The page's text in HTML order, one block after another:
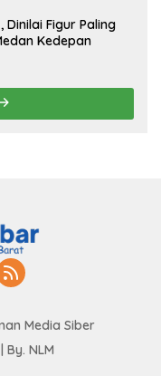
Dinilai Figur Paling
Kedepan
Media Siber
NLM